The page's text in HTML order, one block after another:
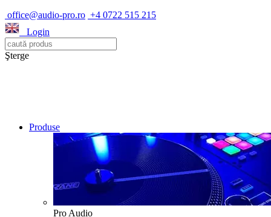
office@audio-pro.ro +4 0722 515 215
Login
Şterge
Produse
Pro Audio